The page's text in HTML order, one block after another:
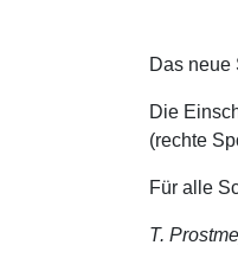
Das neue
Die
(rechte
Für alle
T.